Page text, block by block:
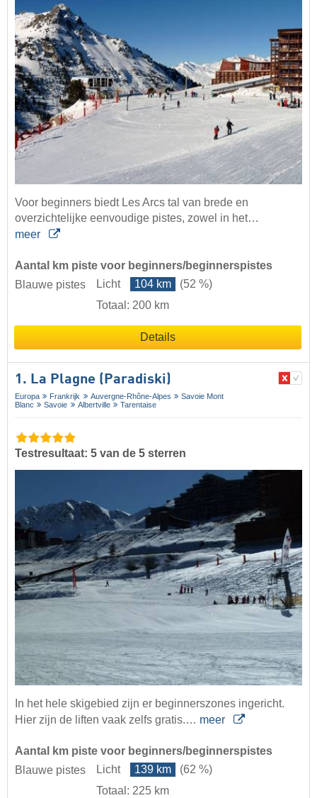
Voor beginners biedt Les Arcs tal van brede en
overzichtelijke eenvoudige pistes, zowel in het…
meer
Aantal km piste voor beginners/beginnerspistes
Blauwe pistes
Licht 104 km
(52 %)
Totaal: 200 km
Details
1. La Plagne (Paradiski)
Europa Frankrijk Auvergne-Rhône-Alpes
Savoie Mont
Blanc
Savoie Albertville Tarentaise
Testresultaat: 5 van de 5 sterren
In het hele skigebied zijn er beginnerszones ingericht.
Hier zijn de liften vaak zelfs gratis.… meer
Aantal km piste voor beginners/beginnerspistes
Blauwe pistes
Licht 139 km
(62 %)
Totaal: 225 km